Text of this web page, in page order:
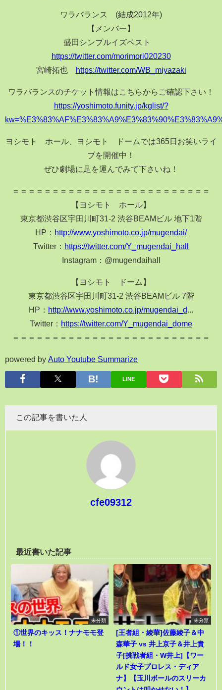
ワラバランス (結成2012年)
【メンバー】
盛田シンプルイズベスト
https://twitter.com/morimori020230
宮崎拓也
https://twitter.com/WB_miyazaki
ワラバランスのチケット情報はこちらからご確認下さい！
https://yoshimoto.funity.jp/kglist/?
ヨシモト∞ホール、ヨシモト∞ドームでは365日お笑いライ
ブを開催中！
ぜひ劇場に足を運んでみて下さいね！
＝＝＝＝＝＝＝＝＝＝＝＝＝＝＝＝＝＝＝＝＝＝＝＝＝
【ヨシモト∞ホール】
東京都渋谷区宇田川町31-2 渋谷BEAMビル 地下1階
HP： http://www.yoshimoto.co.jp/mugendai/
Twitter： https://twitter.com/Y_mugendai_hall
Instagram：@mugendaihall
【ヨシモト∞ドーム】
東京都渋谷区宇田川町31-2 渋谷BEAMビル 7階
HP： http://www.yoshimoto.co.jp/mugendai_d
Twitter： https://twitter.com/Y_mugendai_dome
＝＝＝＝＝＝＝＝＝＝＝＝＝＝＝＝＝＝＝＝＝＝＝＝＝
powered by Auto Youtube Summarize
LINE
この記事を書いた人
cfe09312
最近書いた記事
未分類
①世界のキッス！ナナモモ登
場！！
未分類
[王者組・綾華]佐藤綾子＆中
森華子 vs 井上京子＆井上貴
子[挑戦者組・W井上]【ワー
ルド女子プロレス・ディア
ナ】【玉川ボールのスリーカ